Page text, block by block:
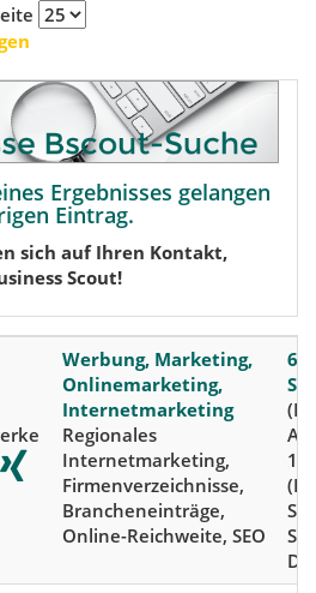
Ergebnisses gelangen
Eintrag.
sich auf Ihren Kontakt,
Scout!
Werbung, Marketing,
Onlinemarketing,
Internetmarketing
Regionales
Internetmarketing,
Firmenverzeichnisse,
Brancheneinträge,
Online-Reichweite, SEO
15